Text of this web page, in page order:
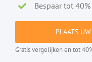
Bespaar tot
PLAATS
Gratis vergelijken en tot